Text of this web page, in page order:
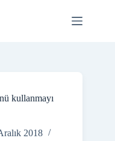
kullanmayı
2018